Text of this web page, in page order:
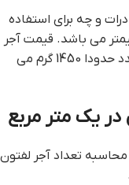
و چه برای استفاده
داخل کشور 5.5*20.5*10 سانتیمتر می باشد. قيمت آجر
لفتون قرمز وزن آجر لفتون قرمز نیز برای هر عدد حدودا 1450 گرم می
در یک متر مربع
تعداد آجر لفتون